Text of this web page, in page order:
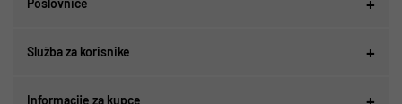
Poslovnice
Služba za korisnike
Informacije za kupce